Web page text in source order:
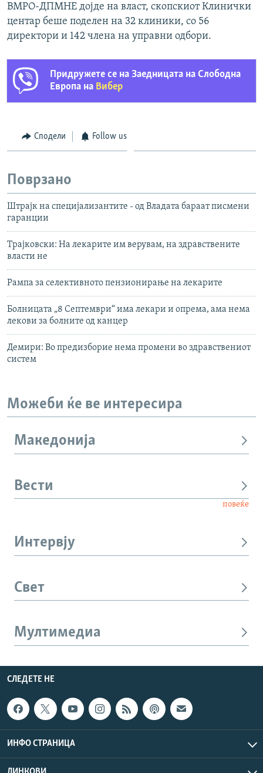
ВМРО-ДПМНЕ дојде на власт, скопскиот Клинички
центар беше поделен на 32 клиники, со 56
директори и 142 члена на управни одбори.
Придружете се на Заедницата на Слободна
Европа на Вибер
Сподели Follow us
Поврзано
Штрајк на специјализантите - од Владата бараат писмени
гаранции
Трајковски: На лекарите им верувам, на здравствените
власти не
Рампа за селективното пензионирање на лекарите
Болницата „8 Септември“ има лекари и опрема, ама нема
лекови за болните од канцер
Демири: Во предизборие нема промени во здравствениот
систем
Можеби ќе ве интересира
Македонија
Вести
повеќе
Интервју
Свет
Мултимедиа
СЛЕДЕТЕ НЕ
ИНФО СТРАНИЦА